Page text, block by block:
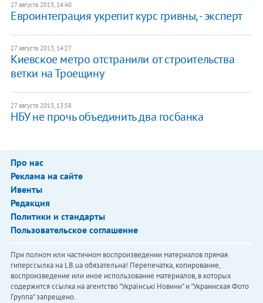
27 августа 2013, 14:40
Евроинтеграция укрепит курс гривны, - эксперт
27 августа 2013, 14:27
Киевское метро отстранили от строительства
ветки на Троещину
27 августа 2013, 13:58
НБУ не прочь объединить два госбанка
Про нас
Реклама на сайте
Ивенты
Редакция
Политики и стандарты
Пользовательское соглашение
При полном или частичном воспроизведении материалов прямая
гиперссылка на LB.ua обязательна! Перепечатка, копирование,
воспроизведение или иное использование материалов, в которых
содержится ссылка на агентство "Українськi Новини" и "Украинская Фото
Группа" запрещено.